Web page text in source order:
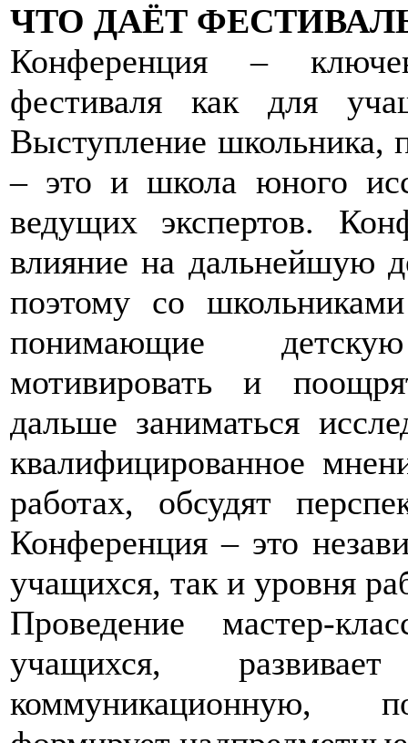
ЧТО ДАЁТ
Конференция –
фестиваля как для
Выступление школьника,
– это и школа юного
ведущих экспертов.
влияние на дальнейшую
поэтому со
понимающие
мотивировать и
дальше заниматься
квалифицированное
работах, обсудят
Конференция – это
учащихся, так и уровня
Проведение мастер-
учащихся,
коммуникационную,